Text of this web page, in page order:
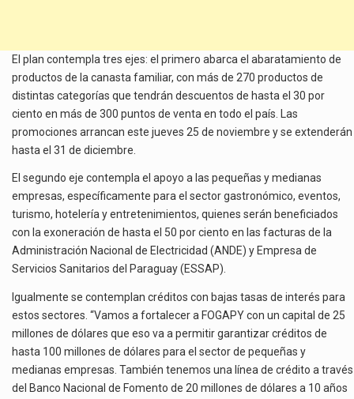
El plan contempla tres ejes: el primero abarca el abaratamiento de
productos de la canasta familiar, con más de 270 productos de
distintas categorías que tendrán descuentos de hasta el 30 por
ciento en más de 300 puntos de venta en todo el país. Las
promociones arrancan este jueves 25 de noviembre y se extenderán
hasta el 31 de diciembre.
El segundo eje contempla el apoyo a las pequeñas y medianas
empresas, específicamente para el sector gastronómico, eventos,
turismo, hotelería y entretenimientos, quienes serán beneficiados
con la exoneración de hasta el 50 por ciento en las facturas de la
Administración Nacional de Electricidad (ANDE) y Empresa de
Servicios Sanitarios del Paraguay (ESSAP).
Igualmente se contemplan créditos con bajas tasas de interés para
estos sectores. “Vamos a fortalecer a FOGAPY con un capital de 25
millones de dólares que eso va a permitir garantizar créditos de
hasta 100 millones de dólares para el sector de pequeñas y
medianas empresas. También tenemos una línea de crédito a través
del Banco Nacional de Fomento de 20 millones de dólares a 10 años